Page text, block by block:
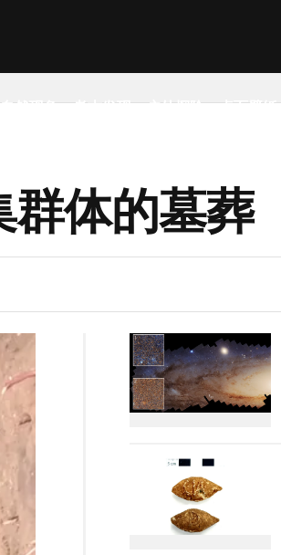
自然现象 考古发现 户外探险 桌面壁纸
体的墓葬